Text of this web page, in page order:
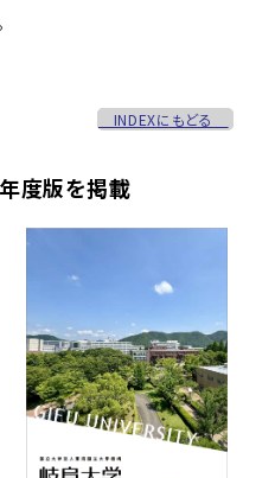
INDEXにもどる
度版を掲載